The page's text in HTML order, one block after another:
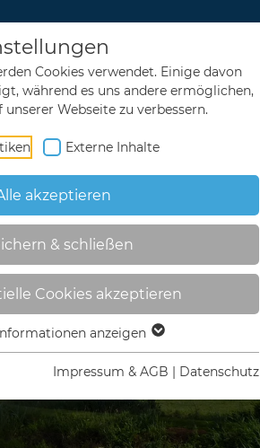
Cookies verwendet. Einige davon
während es uns andere ermöglichen,
Webseite zu verbessern.
Externe Inhalte
akzeptieren
& schließen
Cookies akzeptieren
anzeigen
Impressum & AGB Datenschutz
Rad & Wandern